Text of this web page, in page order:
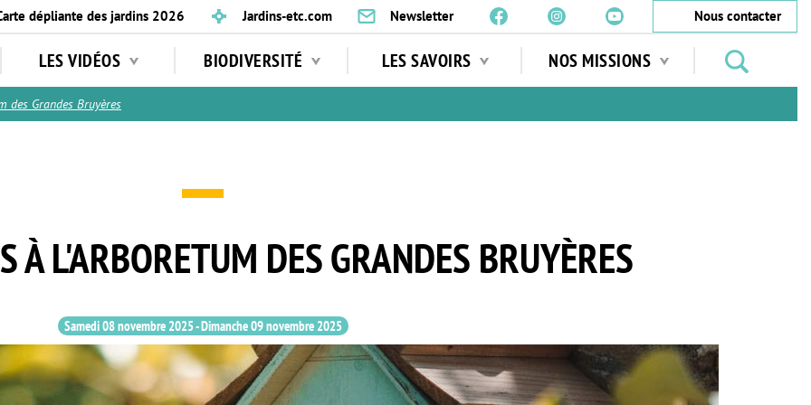
dépliante des jardins 2026 Jardins-etc.com Newsletter
Nous contacter
LES VIDÉOS BIODIVERSITÉ LES SAVOIRS NOS MISSIONS
jardins
des Grandes Bruyères
À L'ARBORETUM DES GRANDES BRUYÈRES
Samedi 08 novembre 2025-Dimanche 09 novembre 2025